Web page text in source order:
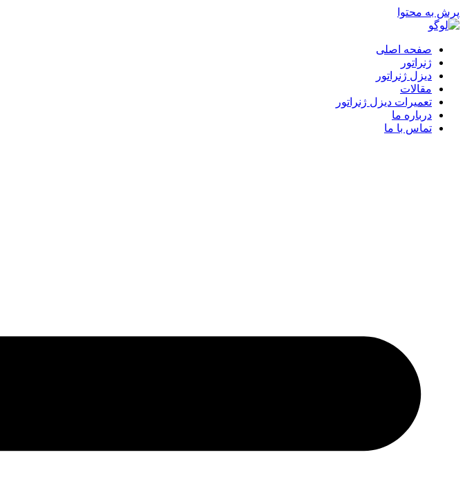
پرش به محتوا
صفحه اصلی
ژنراتور
دیزل ژنراتور
مقالات
تعمیرات دیزل ژنراتور
درباره ما
تماس با ما